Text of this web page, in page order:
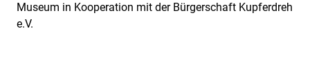
Museum in Kooperation mit der Bürgerschaft Kupferdreh
e.V.